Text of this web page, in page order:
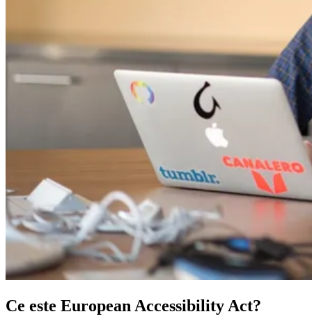
Ce este European Accessibility Act?